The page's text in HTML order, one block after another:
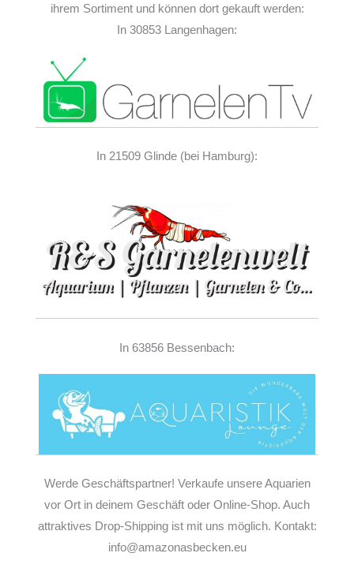
ihrem Sortiment und können dort gekauft werden:
In 30853 Langenhagen:
In 21509 Glinde (bei Hamburg):
In 63856 Bessenbach:
Werde Geschäftspartner! Verkaufe unsere Aquarien
vor Ort in deinem Geschäft oder Online-Shop. Auch
attraktives Drop-Shipping ist mit uns möglich. Kontakt:
info@amazonasbecken.eu